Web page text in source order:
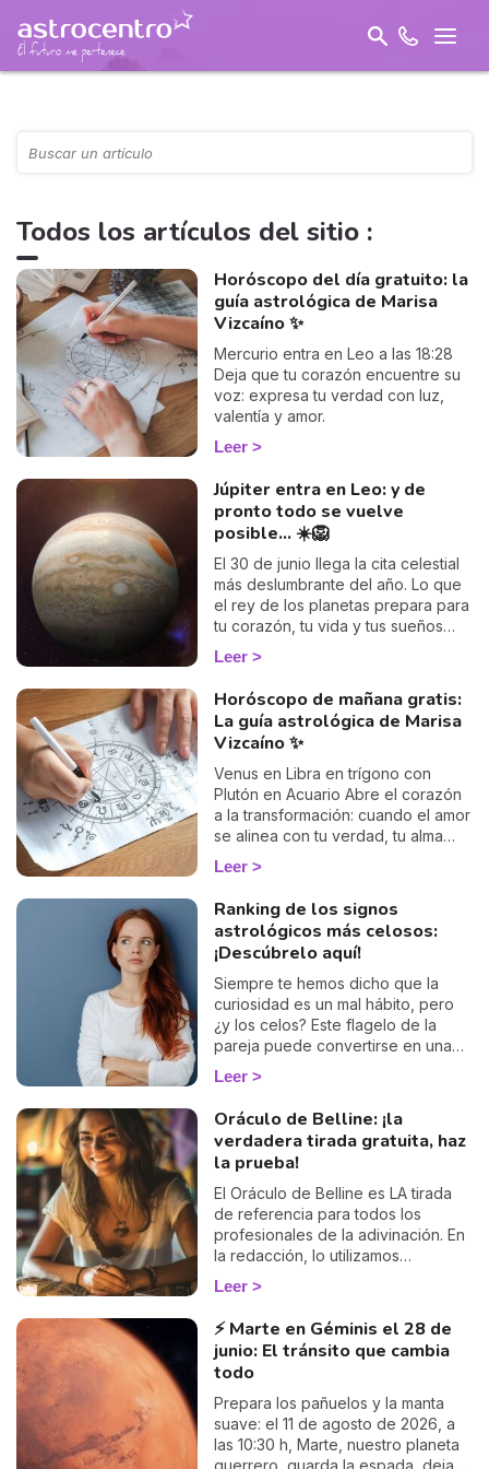
Todos los artículos del sitio :
Horóscopo del día gratuito: la
guía astrológica de Marisa
Vizcaíno ✨
Mercurio entra en Leo a las 18:28
Deja que tu corazón encuentre su
voz: expresa tu verdad con luz,
valentía y amor.
Leer
Júpiter entra en Leo: y de
pronto todo se vuelve
posible... ☀️🦁
El 30 de junio llega la cita celestial
más deslumbrante del año. Lo que
el rey de los planetas prepara para
tu corazón, tu vida y tus sueños
más locos.
Leer
Horóscopo de mañana gratis:
La guía astrológica de Marisa
Vizcaíno ✨
Venus en Libra en trígono con
Plutón en Acuario Abre el corazón
a la transformación: cuando el amor
se alinea con tu verdad, tu alma
recuerda su poder.
Leer
Ranking de los signos
astrológicos más celosos:
¡Descúbrelo aquí!
Siempre te hemos dicho que la
curiosidad es un mal hábito, pero
¿y los celos? Este flagelo de la
pareja puede convertirse en una
obsesión para algunos, mientras
que para otros, ni siquiera forma
parte de su vocabulario. ¿En qué
bando estás? Aquí te dejamos
nuestra clasificación.
Leer
Oráculo de Belline: ¡la
verdadera tirada gratuita, haz
la prueba!
El Oráculo de Belline es LA tirada
de referencia para todos los
profesionales de la adivinación. En
la redacción, lo utilizamos
regularmente a título privado... y
nunca nos cansamos de él. ¿Por
qué? Porque su precisión es
simplemente asombrosa. ¿Estás
atravesando un período de duda?
¿Una pregunta te obsesiona día y
noche? ¿Sientes que algo está
sucediendo en tu vida, pero no
logras ponerle palabras? El Oráculo
de Belline te responderá, sin
Leer
⚡ Marte en Géminis el 28 de
junio: El tránsito que cambia
todo
Prepara los pañuelos y la manta
suave: el 11 de agosto de 2026, a
las 10:30 h, Marte, nuestro planeta
guerrero, guarda la espada, deja la